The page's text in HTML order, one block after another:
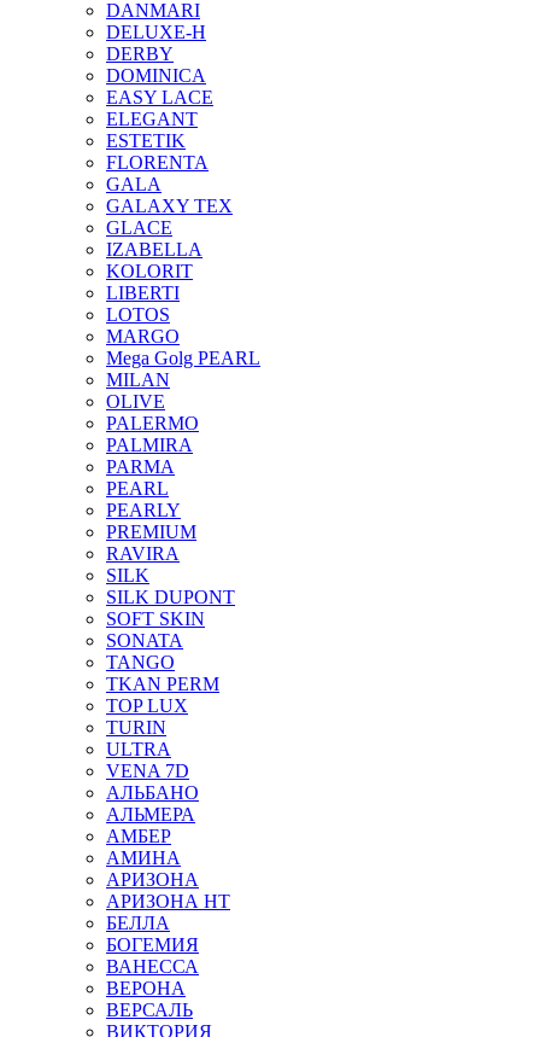
DANMARI
DELUXE-H
DERBY
DOMINICA
EASY LACE
ELEGANT
ESTETIK
FLORENTA
GALA
GALAXY TEX
GLACE
IZABELLA
KOLORIT
LIBERTI
LOTOS
MARGO
Mega Golg PEARL
MILAN
OLIVE
PALERMO
PALMIRA
PARMA
PEARL
PEARLY
PREMIUM
RAVIRA
SILK
SILK DUPONT
SOFT SKIN
SONATA
TANGO
TKAN PERM
TOP LUX
TURIN
ULTRA
VENA 7D
АЛЬБАНО
АЛЬМЕРА
АМБЕР
АМИНА
АРИЗОНА
АРИЗОНА НТ
БЕЛЛА
БОГЕМИЯ
ВАНЕССА
ВЕРОНА
ВЕРСАЛЬ
ВИКТОРИЯ